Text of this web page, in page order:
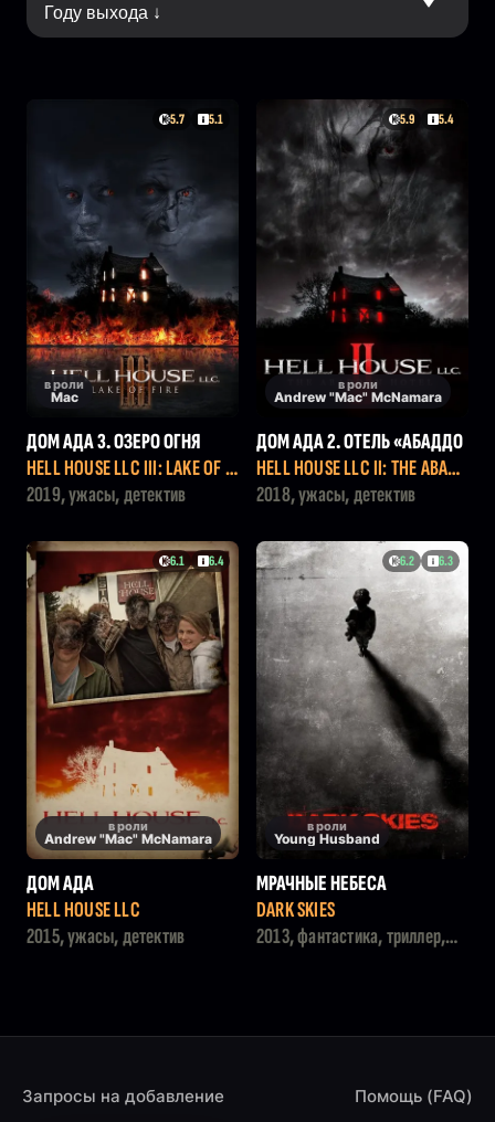
5.7 5.1
в роли
Mac
ДОМ АДА 3. ОЗЕРО ОГНЯ
HELL HOUSE LLC III: LAKE OF FI
RE
2019, ужасы, детектив
5.9 5.4
в роли
Andrew "Mac" McNamara
ДОМ АДА 2. ОТЕЛЬ «АБАДДО
Н»
HELL HOUSE LLC II: THE ABADD
ON HOTEL
2018, ужасы, детектив
6.1 6.4
в роли
Andrew "Mac" McNamara
ДОМ АДА
HELL HOUSE LLC
2015, ужасы, детектив
6.2 6.3
в роли
Young Husband
МРАЧНЫЕ НЕБЕСА
DARK SKIES
2013, фантастика, триллер,
Запросы на добавление Помощь (FAQ)